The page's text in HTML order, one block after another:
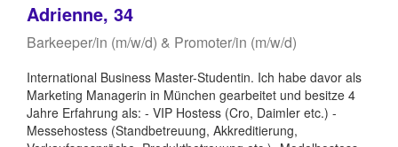
Adrienne, 34
Barkeeper/in (m/w/d) & Promoter/in (m/w/d)
International Business Master-Studentin. Ich habe davor als
Marketing Managerin in München gearbeitet und besitze 4
Jahre Erfahrung als: - VIP Hostess (Cro, Daimler etc.) -
Messehostess (Standbetreuung, Akkreditierung,